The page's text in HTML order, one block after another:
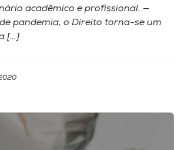
acadêmico e profissional. —
pandemia, o Direito torna-se um
[…]